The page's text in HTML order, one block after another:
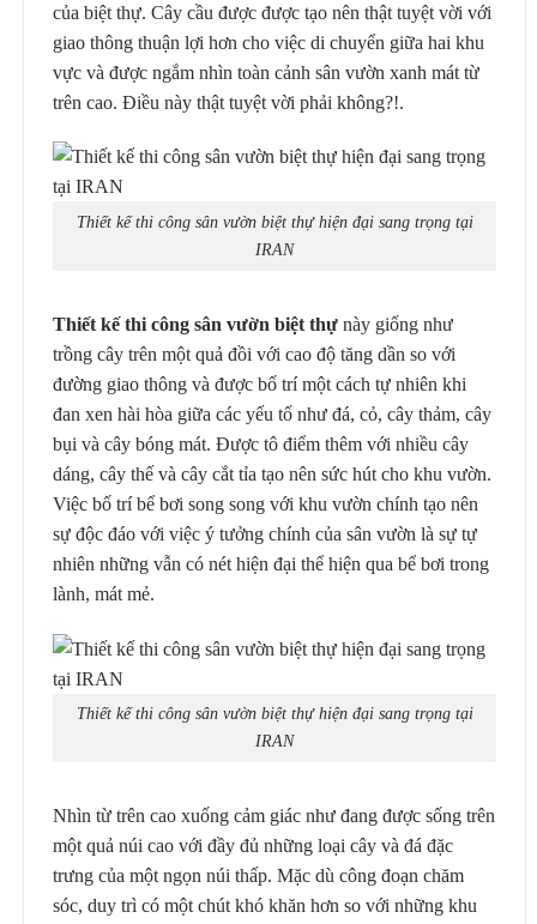
của biệt thự. Cây cầu được được tạo nên thật tuyệt vời với
giao thông thuận lợi hơn cho việc di chuyển giữa hai khu
vực và được ngắm nhìn toàn cảnh sân vườn xanh mát từ
trên cao. Điều này thật tuyệt vời phải không?!.
Thiết kế thi công sân vườn biệt thự hiện đại sang trọng tại
IRAN
Thiết kế thi công sân vườn biệt thự này giống như
trồng cây trên một quả đồi với cao độ tăng dần so với
đường giao thông và được bố trí một cách tự nhiên khi
đan xen hài hòa giữa các yếu tố như đá, cỏ, cây thảm, cây
bụi và cây bóng mát. Được tô điểm thêm với nhiều cây
dáng, cây thế và cây cắt tỉa tạo nên sức hút cho khu vườn.
Việc bố trí bể bơi song song với khu vườn chính tạo nên
sự độc đáo với việc ý tưởng chính của sân vườn là sự tự
nhiên những vẫn có nét hiện đại thể hiện qua bể bơi trong
lành, mát mẻ.
Thiết kế thi công sân vườn biệt thự hiện đại sang trọng tại
IRAN
Nhìn từ trên cao xuống cảm giác như đang được sống trên
một quả núi cao với đầy đủ những loại cây và đá đặc
trưng của một ngọn núi thấp. Mặc dù công đoạn chăm
sóc, duy trì có một chút khó khăn hơn so với những khu